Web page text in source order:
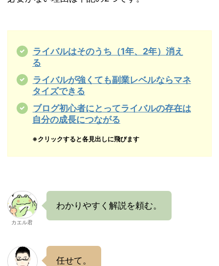
ライバルはそのうち（1年、2年）消え
る
ライバルが強くても副業レベルならマネ
タイズできる
ブログ初心者にとってライバルの存在は
自分の成長につながる
※クリックすると各見出しに飛びます
カエル君
わかりやすく解説を頼む。
任せて。